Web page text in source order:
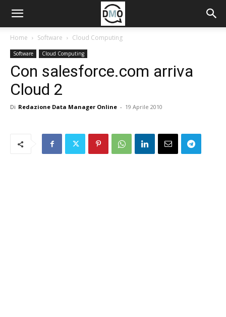
Home Software Cloud Computing
Software Cloud Computing
Con salesforce.com arriva
Cloud 2
Di Redazione Data Manager Online - 19 Aprile 2010